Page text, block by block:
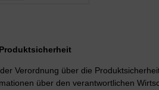
Verordnung über die
über den verantwortlichen